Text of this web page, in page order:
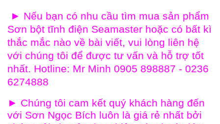
► Nếu bạn có nhu cầu tìm mua sản phẩm
Sơn bột tĩnh điện Seamaster hoặc có bất kì
thắc mắc nào về bài viết, vui lòng liên hệ
với chúng tôi để được tư vấn và hỗ trợ tốt
nhất. Hotline: Mr Minh 0905 898887 - 0236
6274888
► Chúng tôi cam kết quý khách hàng đến
với Sơn Ngọc Bích luôn là giá rẻ nhất bởi